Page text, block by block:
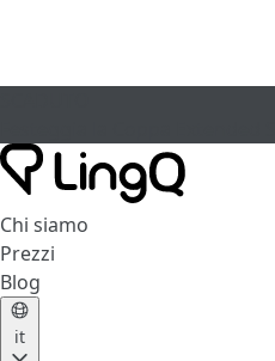
Chi siamo
Prezzi
Blog
it